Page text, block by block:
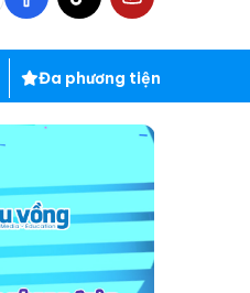
Đa phương tiện